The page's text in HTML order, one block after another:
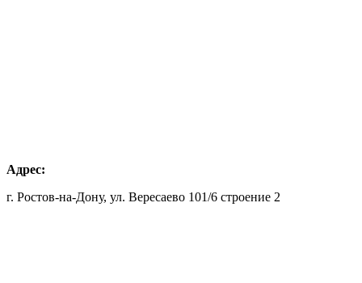
Адрес:
г. Ростов-на-Дону, ул. Верeсаево 101/6 строение 2